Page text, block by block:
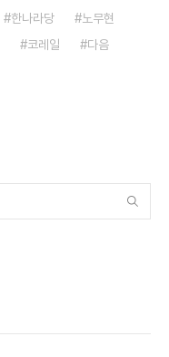
한나라당
노무현
코레일
다음